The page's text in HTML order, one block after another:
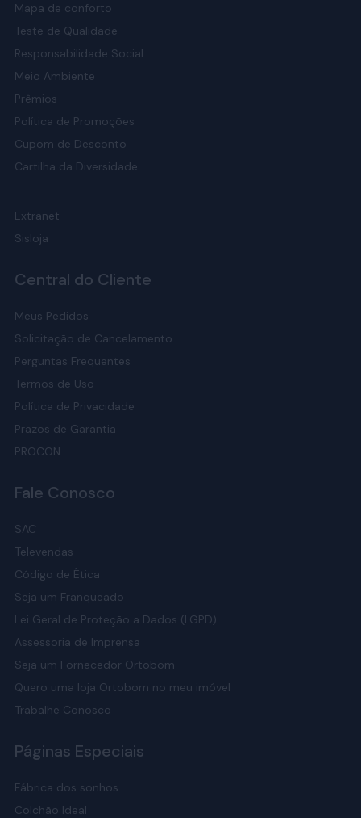
Mapa de conforto
Teste de Qualidade
Responsabilidade Social
Meio Ambiente
Prêmios
Política de Promoções
Cupom de Desconto
Cartilha da Diversidade
Extranet
Sisloja
Central do Cliente
Meus Pedidos
Solicitação de Cancelamento
Perguntas Frequentes
Termos de Uso
Política de Privacidade
Prazos de Garantia
PROCON
Fale Conosco
SAC
Televendas
Código de Ética
Seja um Franqueado
Lei Geral de Proteção a Dados (LGPD)
Assessoria de Imprensa
Seja um Fornecedor Ortobom
Quero uma loja Ortobom no meu imóvel
Trabalhe Conosco
Páginas Especiais
Fábrica dos sonhos
Colchão Ideal